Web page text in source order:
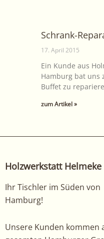
Schrank-
17. April 2015
Ein Kunde aus
Hamburg bat uns
Buffet zu
zum Artikel »
Holzwerkstatt Helmeke
Ihr Tischler im Süden von
Hamburg!
Unsere Kunden kommen